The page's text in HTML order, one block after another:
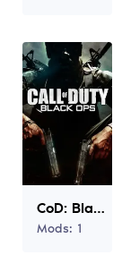
CoD: Black Ops I
Mods: 1